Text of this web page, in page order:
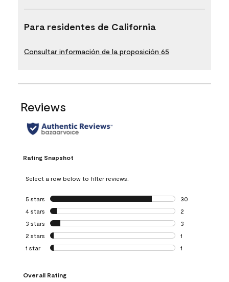
Para residentes de California
Consultar información de la proposición 65
Reviews
Rating Snapshot
Select a row below to filter reviews.
5 stars stars
30
30 reviews with
4 stars stars
2
2 reviews with 4
3 stars stars
3
3 reviews with 3
2 stars stars
1
1 review with 2
1 star stars
1
Overall Rating